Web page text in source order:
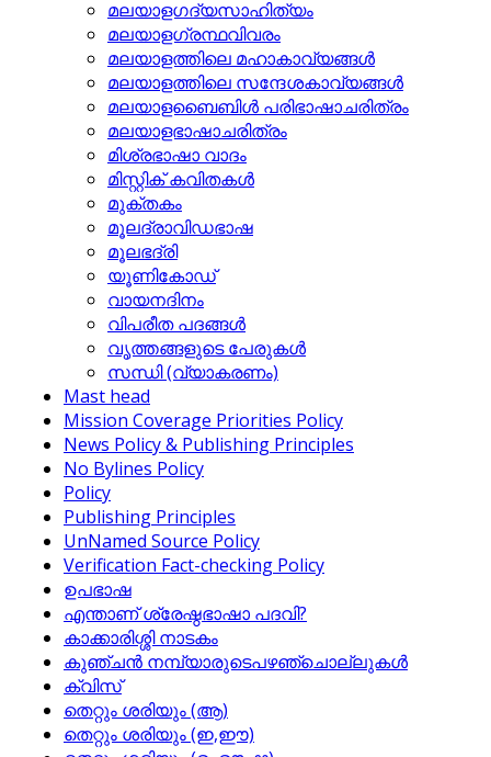
മലയാളഗദ്യസാഹിത്യം
മലയാളഗ്രന്ഥവിവരം
മലയാളത്തിലെ മഹാകാവ്യങ്ങള്‍
മലയാളത്തിലെ സന്ദേശകാവ്യങ്ങള്‍
മലയാളബൈബിള്‍ പരിഭാഷാചരിത്രം
മലയാളഭാഷാചരിത്രം
മിശ്രഭാഷാ വാദം
മിസ്റ്റിക് കവിതകള്‍
മുക്തകം
മൂലദ്രാവിഡഭാഷ
മൂലഭദ്രി
യൂണികോഡ്
വായനദിനം
വിപരീത പദങ്ങള്‍
വൃത്തങ്ങളുടെ പേരുകള്‍
സന്ധി (വ്യാകരണം)
Mast head
Mission Coverage Priorities Policy
News Policy & Publishing Principles
No Bylines Policy
Policy
Publishing Principles
UnNamed Source Policy
Verification Fact-checking Policy
ഉപഭാഷ
എന്താണ് ശ്രേഷ്ഠഭാഷാ പദവി?
കാക്കാരിശ്ശി നാടകം
കുഞ്ചന്‍ നമ്പ്യാരുടെപഴഞ്ചൊല്ലുകള്‍
ക്വിസ്
തെറ്റും ശരിയും (ആ)
തെറ്റും ശരിയും (ഇ,ഈ)